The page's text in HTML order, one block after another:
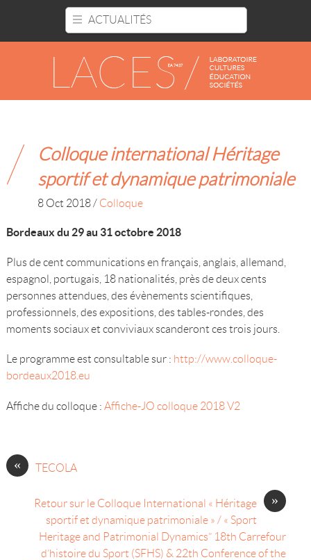
Panneau de gestion des cookies
ACTUALITÉS
Colloque international Héritage
sportif et dynamique patrimoniale
8 Oct 2018/ Colloque
Bordeaux du 29 au 31 octobre 2018
Plus de cent communications en français, anglais, allemand,
espagnol, portugais, 18 nationalités, près de deux cents
personnes attendues, des évènements scientifiques,
professionnels, des expositions, des tables-rondes, des
moments sociaux et conviviaux scanderont ces trois jours.
Le programme est consultable sur : http://www.colloque-
bordeaux2018.eu
Affiche du colloque : Affiche-JO colloque 2018 V2
« TECOLA
»
Retour sur le Colloque International « Héritage
sportif et dynamique patrimoniale » / « Sport
Heritage and Patrimonial Dynamics” 18th Carrefour
d’histoire du Sport (SFHS) & 22th Conference of the